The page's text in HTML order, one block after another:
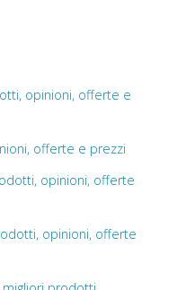
opinioni, offerte e
offerte e prezzi
opinioni, offerte
opinioni, offerte